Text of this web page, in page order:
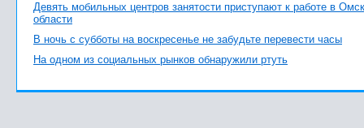
Девять мобильных центров занятости приступают к работе в
области
В ночь с субботы на воскресенье не забудьте перевести часы
На одном из социальных рынков обнаружили ртуть